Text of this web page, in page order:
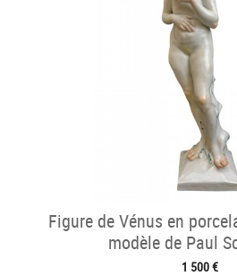
Figure de Vénus en
modèle de Paul
1 500 €